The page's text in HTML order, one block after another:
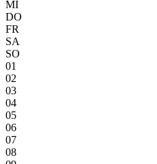
MI
DO
FR
SA
SO
01
02
03
04
05
06
07
08